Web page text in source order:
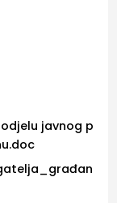
javnog p